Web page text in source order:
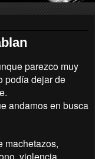
parezco muy
podía dejar de
andamos en busca
machetazos,
violencia…